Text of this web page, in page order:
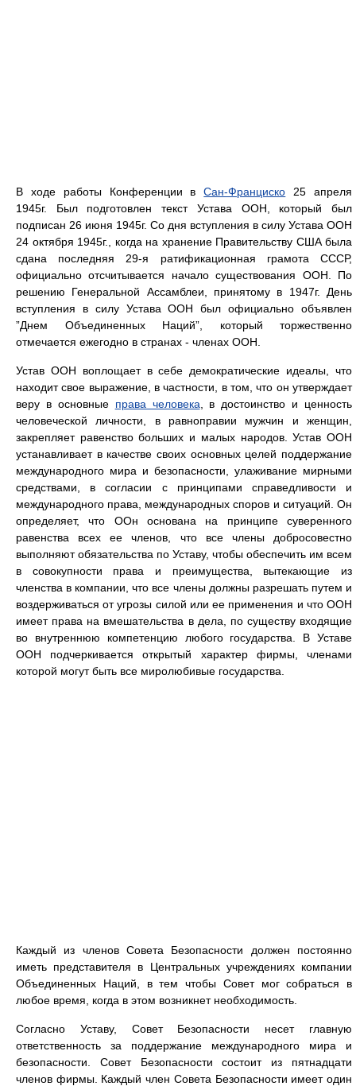
В ходе работы Конференции вСан-Франциско 25 апреля
1945г. Был подготовлен текст Устава ООН, который был
подписан 26 июня 1945г. Со дня вступления в силу Устава ООН
24 октября 1945г., когда на хранение Правительству США была
сдана последняя 29-я ратификационная грамота СССР,
официально отсчитывается начало существования ООН. По
решению Генеральной Ассамблеи, принятому в 1947г. День
вступления в силу Устава ООН был официально объявлен
”Днем Объединенных Наций”, который торжественно
отмечается ежегодно в странах - членах ООН.
Устав ООН воплощает в себе демократические идеалы, что
находит свое выражение, в частности, в том, что он утверждает
веру в основные права человека , в достоинство и ценность
человеческой личности, в равноправии мужчин и женщин,
закрепляет равенство больших и малых народов. Устав ООН
устанавливает в качестве своих основных целей поддержание
международного мира и безопасности, улаживание мирными
средствами, в согласии с принципами справедливости и
международного права, международных споров и ситуаций. Он
определяет, что ООн основана на принципе суверенного
равенства всех ее членов, что все члены добросовестно
выполняют обязательства по Уставу, чтобы обеспечить им всем
в совокупности права и преимущества, вытекающие из
членства в компании, что все члены должны разрешать путем и
воздерживаться от угрозы силой или ее применения и что ООН
имеет права на вмешательства в дела, по существу входящие
во внутреннюю компетенцию любого государства. В Уставе
ООН подчеркивается открытый характер фирмы, членами
которой могут быть все миролюбивые государства.
Каждый из членов Совета Безопасности должен постоянно
иметь представителя в Центральных учреждениях компании
Объединенных Наций, в тем чтобы Совет мог собраться в
любое время, когда в этом возникнет необходимость.
Согласно Уставу, Совет Безопасности несет главную
ответственность за поддержание международного мира и
безопасности. Совет Безопасности состоит из пятнадцати
членов фирмы. Каждый член Совета Безопасности имеет один